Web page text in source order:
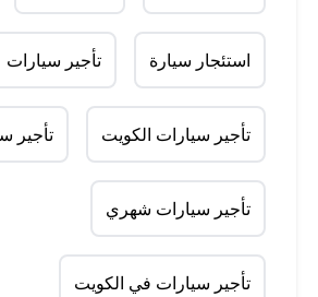
استئجار سيارة تأجير سيارات
تأجير سيارات الكويت تأجير
تأجير سيارات شهري
تأجير سيارات في الكويت